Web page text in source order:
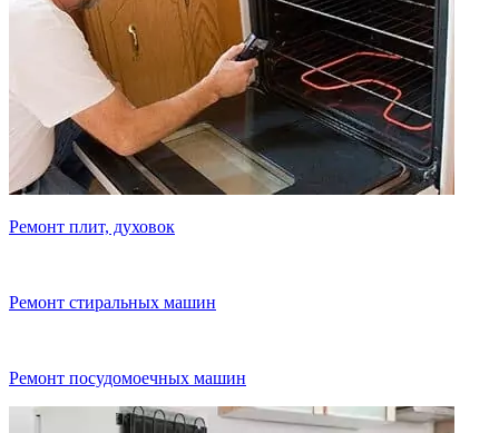
Ремонт плит, духовок
Ремонт стиральных машин
Ремонт посудомоечных машин